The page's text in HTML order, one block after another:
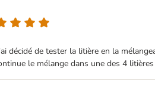
décidé de tester la litière en la
le mélange dans une des 4